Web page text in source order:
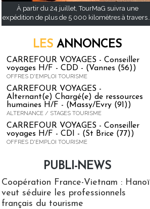
À partir du 24 juillet, TourMaG suivra une
expédition de plus de 5 000 kilomètres à travers...
LES ANNONCES
CARREFOUR VOYAGES - Conseiller
voyages H/F - CDD - (Vannes (56))
OFFRES D'EMPLOI TOURISME
CARREFOUR VOYAGES -
Alternant(e) Chargé(e) de ressources
humaines H/F - (Massy/Evry (91))
ALTERNANCE / STAGES TOURISME
CARREFOUR VOYAGES - Conseiller
voyages H/F - CDI - (St Brice (77))
OFFRES D'EMPLOI TOURISME
PUBLI-NEWS
Coopération France-Vietnam : Hanoï
veut séduire les professionnels
français du tourisme